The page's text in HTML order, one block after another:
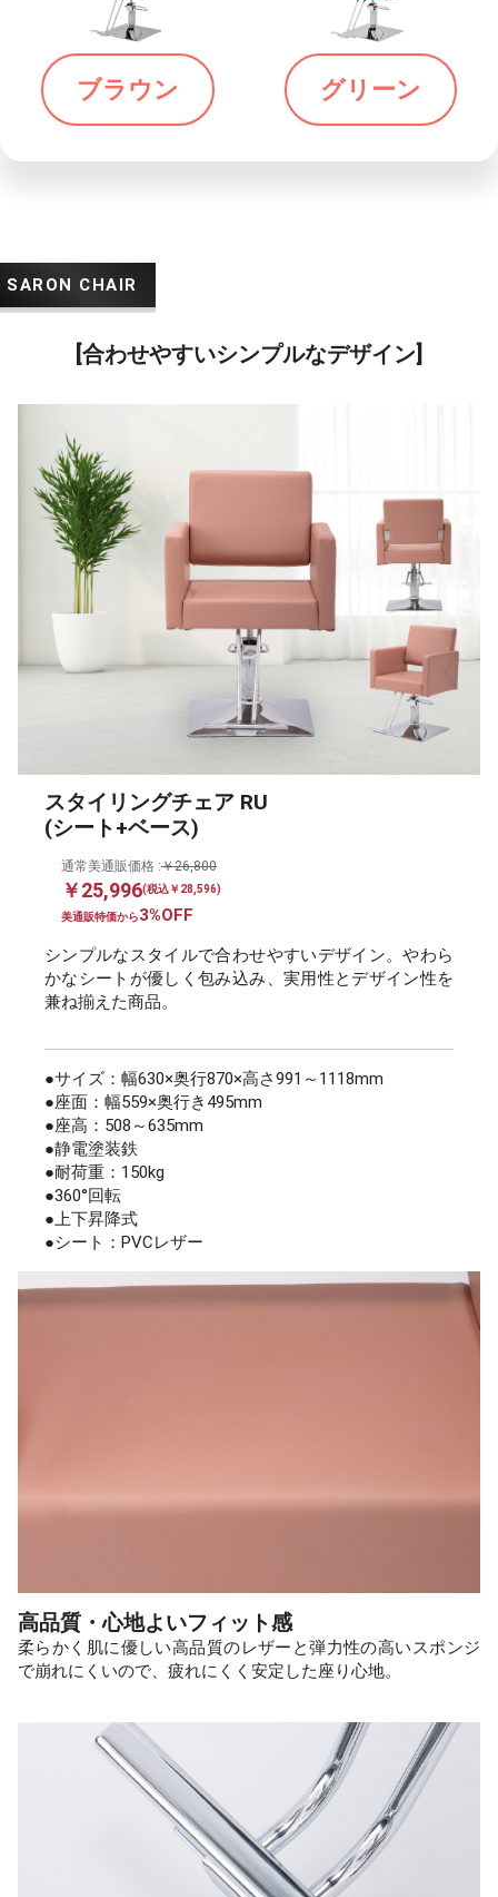
ブラウン グリーン
[合わせやすいシンプルなデザイン]
スタイリングチェア RU
(シート+ベース)
通常美通販価格 :￥26,800
￥25,996(税込￥28,596)
美通販特価から3%OFF
シンプルなスタイルで合わせやすいデザイン。やわら
かなシートが優しく包み込み、実用性とデザイン性を
兼ね揃えた商品。
●サイズ：幅630×奥行870×高さ991～1118mm
●座面：幅559×奥行き495mm
●座高：508～635mm
●静電塗装鉄
●耐荷重：150kg
●360°回転
●上下昇降式
●シート：PVCレザー
高品質・心地よいフィット感
柔らかく肌に優しい高品質のレザーと弾力性の高いスポンジ
で崩れにくいので、疲れにくく安定した座り心地。